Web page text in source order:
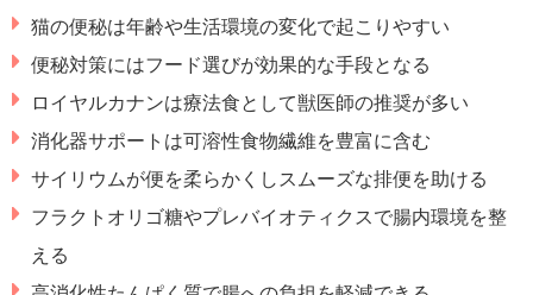
猫の便秘は年齢や生活環境の変化で起こりやすい
便秘対策にはフード選びが効果的な手段となる
ロイヤルカナンは療法食として獣医師の推奨が多い
消化器サポートは可溶性食物繊維を豊富に含む
サイリウムが便を柔らかくしスムーズな排便を助ける
フラクトオリゴ糖やプレバイオティクスで腸内環境を整
える